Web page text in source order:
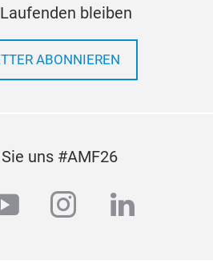
bleiben
ABONNIEREN
uns #AMF26
instagram
linkedin